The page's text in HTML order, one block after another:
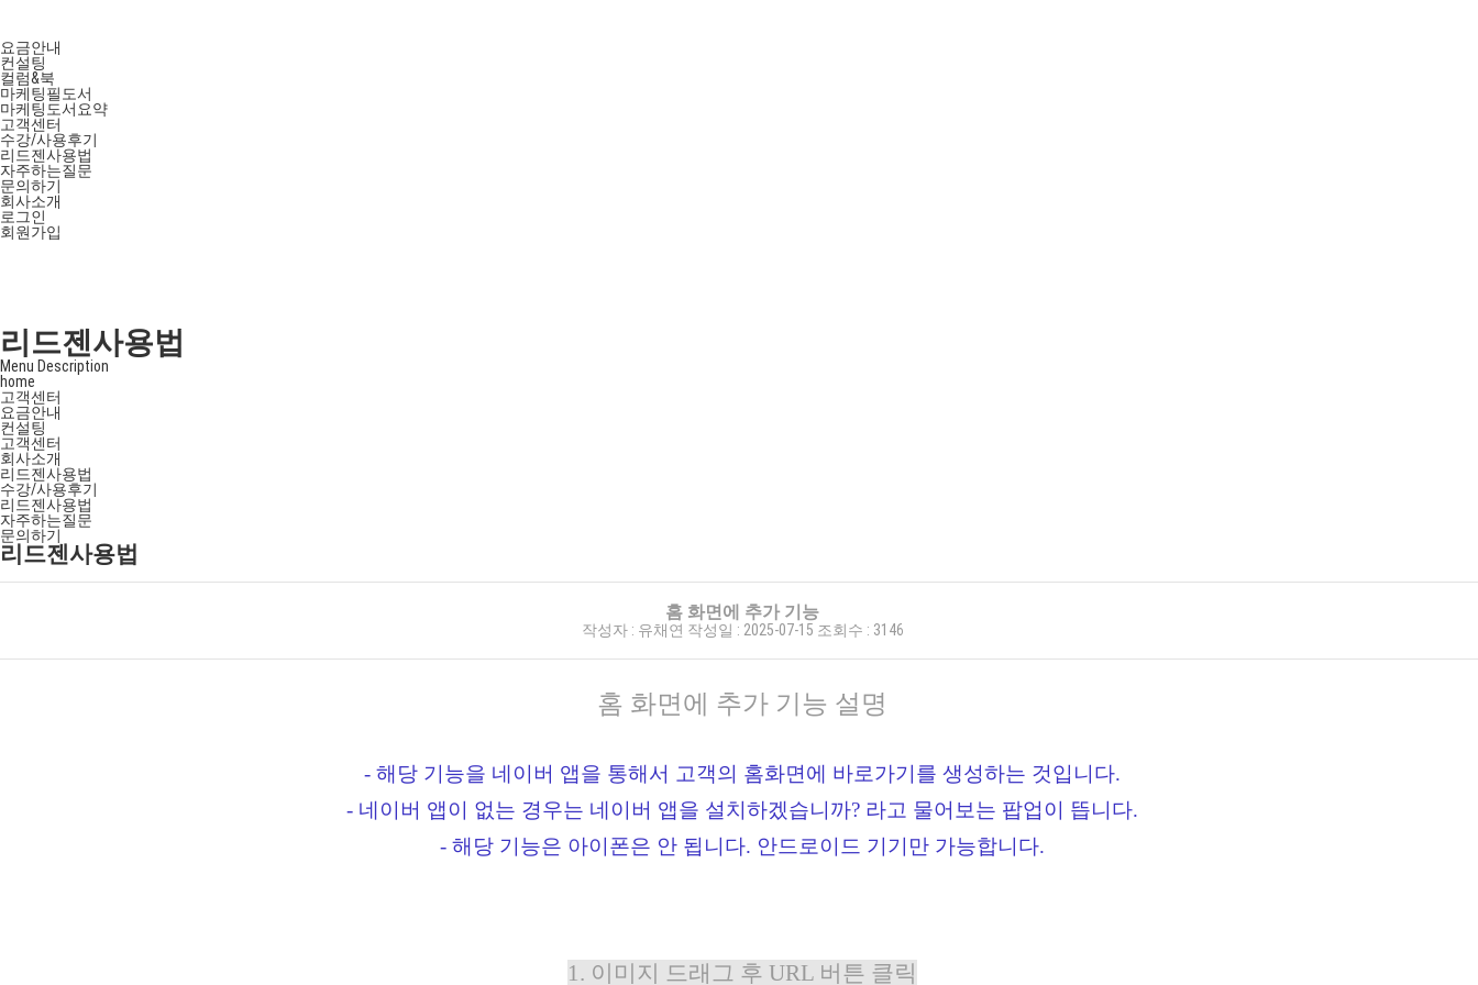
요금안내
컨설팅
컬럼&북
마케팅필도서
마케팅도서요약
고객센터
수강/사용후기
리드젠사용법
자주하는질문
문의하기
회사소개
로그인
회원가입
리드젠사용법
Menu Description
home
고객센터
요금안내
컨설팅
고객센터
회사소개
리드젠사용법
수강/사용후기
리드젠사용법
자주하는질문
문의하기
리드젠사용법
홈 화면에 추가 기능
작성자 : 유채연 작성일 : 2025-07-15 조회수 : 3146
홈 화면에 추가 기능 설명
- 해당 기능을 네이버 앱을 통해서 고객의 홈화면에 바로가기를 생성하는 것입니다.
- 네이버 앱이 없는 경우는 네이버 앱을 설치하겠습니까? 라고 물어보는 팝업이 뜹니다.
- 해당 기능은 아이폰은 안 됩니다. 안드로이드 기기만 가능합니다.
1. 이미지 드래그 후 URL 버튼 클릭